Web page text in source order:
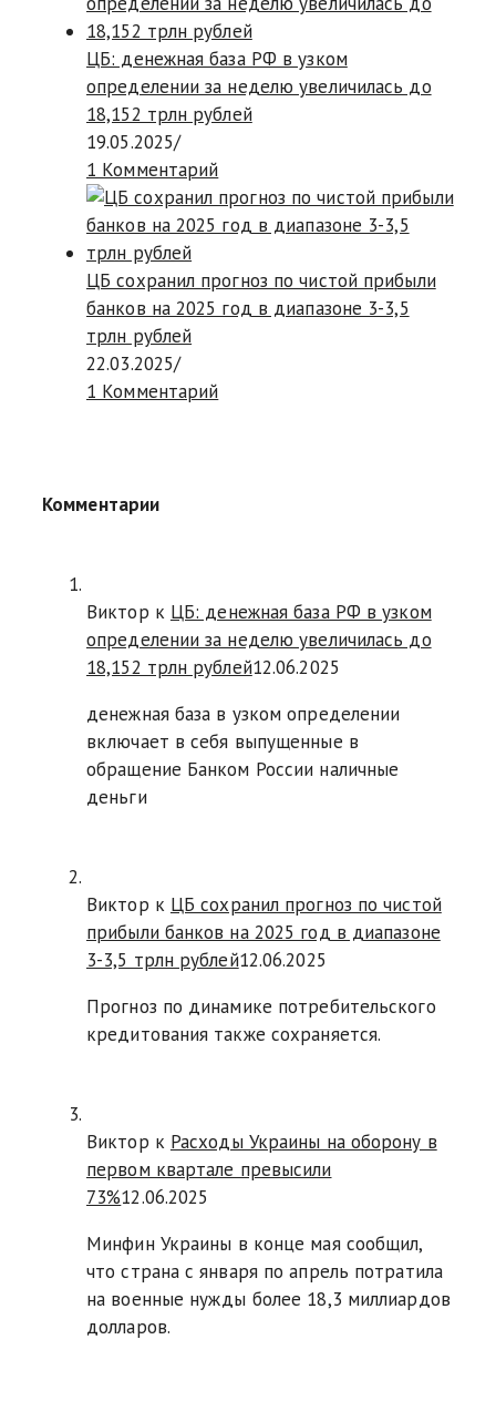
ЦБ: денежная база РФ в узком
определении за неделю увеличилась до
18,152 трлн рублей
19.05.2025/
1 Комментарий
ЦБ сохранил прогноз по чистой прибыли
банков на 2025 год в диапазоне 3-3,5
трлн рублей
22.03.2025/
1 Комментарий
Комментарии
Виктор к ЦБ: денежная база РФ в узком
определении за неделю увеличилась до
18,152 трлн рублей12.06.2025
денежная база в узком определении
включает в себя выпущенные в
обращение Банком России наличные
деньги
Виктор к ЦБ сохранил прогноз по чистой
прибыли банков на 2025 год в диапазоне
3-3,5 трлн рублей12.06.2025
Прогноз по динамике потребительского
кредитования также сохраняется.
Виктор к Расходы Украины на оборону в
первом квартале превысили
73%12.06.2025
Минфин Украины в конце мая сообщил,
что страна с января по апрель потратила
на военные нужды более 18,3 миллиардов
долларов.